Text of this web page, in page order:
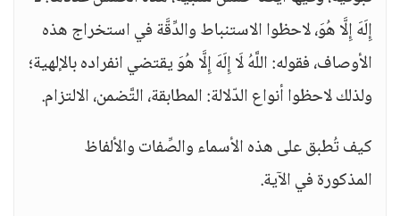
إِلَهَ إِلَّا هُوَ، لاحظوا الاستنباط والدِّقَّة في استخراج هذه
الأوصاف، فقوله: اللَّهُ لَا إِلَهَ إِلَّا هُوَ يقتضي انفراده بالإلهية؛
ولذلك لاحظوا أنواع الدّلالة: المطابقة، التَّضمن، الالتزام.
كيف تُطبق على هذه الأسماء والصِّفات والألفاظ
المذكورة في الآية.